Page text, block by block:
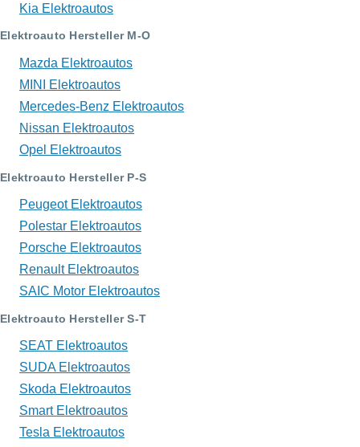
Kia Elektroautos
Elektroauto Hersteller M-O
Mazda Elektroautos
MINI Elektroautos
Mercedes-Benz Elektroautos
Nissan Elektroautos
Opel Elektroautos
Elektroauto Hersteller P-S
Peugeot Elektroautos
Polestar Elektroautos
Porsche Elektroautos
Renault Elektroautos
SAIC Motor Elektroautos
Elektroauto Hersteller S-T
SEAT Elektroautos
SUDA Elektroautos
Skoda Elektroautos
Smart Elektroautos
Tesla Elektroautos